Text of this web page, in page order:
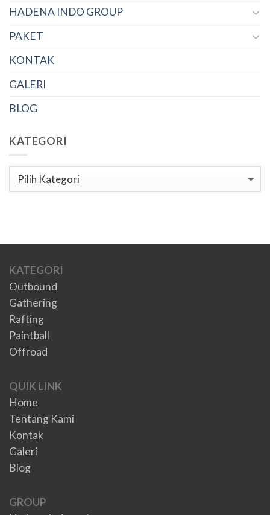
HADENA INDO GROUP
PAKET
KONTAK
GALERI
BLOG
KATEGORI
Kategori
KATEGORI
Outbound
Gathering
Rafting
Paintball
Offroad
QUIK LINK
Home
Tentang Kami
Kontak
Galeri
Blog
GROUP